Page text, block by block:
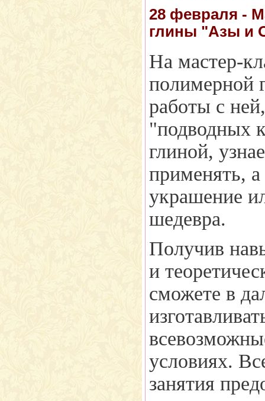
28 февраля -
глины "Азы и
На мастер-
полимерной
работы с
"подводных
глиной,
применять, а
украшение
шедевра.
Получив
и
сможете в
условиях.
занятия